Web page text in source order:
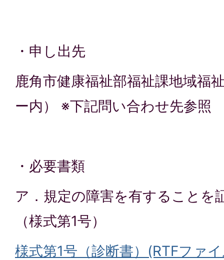
・申し出先
鹿角市健康福祉部福祉課地域福
ー内） ※下記問い合わせ先参照
・必要書類
ア．規定の障害を有することを
（様式第1号）
様式第1号（診断書）(RTFファ